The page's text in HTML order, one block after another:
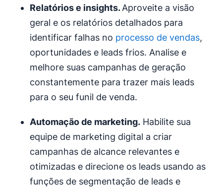
Relatórios e insights.Aproveite a visão
geral e os relatórios detalhados para
identificar falhas no processo de vendas,
oportunidades e leads frios. Analise e
melhore suas campanhas de geração
constantemente para trazer mais leads
para o seu funil de venda.
Automação de marketing. Habilite sua
equipe de marketing digital a criar
campanhas de alcance relevantes e
otimizadas e direcione os leads usando as
funções de segmentação de leads e